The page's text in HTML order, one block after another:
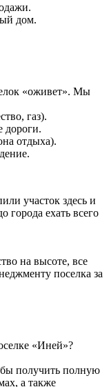
дом.
«оживет». Мы
газ).
дороги.
отдыха).
участок здесь и
города ехать всего
на высоте, все
поселка за
«Иней»?
получить полную
а также